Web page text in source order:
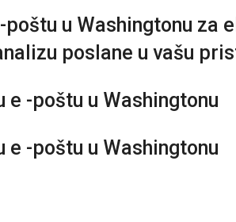
u Washingtonu za
poslane u vašu
e -poštu u Washingtonu
e -poštu u Washingtonu